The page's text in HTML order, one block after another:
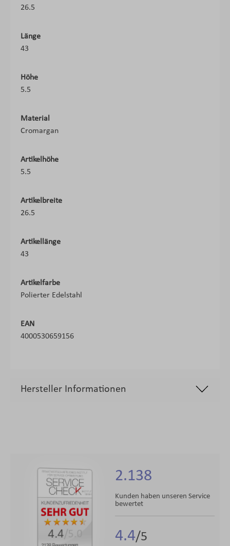
26.5
Länge
43
Höhe
5.5
Material
Cromargan
Artikelhöhe
5.5
Artikelbreite
26.5
Artikellänge
43
Artikelfarbe
Polierter Edelstahl
EAN
4000530659156
Hersteller Informationen
4.4/5.0
2.138
Kunden haben unseren Service
bewertet
4.4